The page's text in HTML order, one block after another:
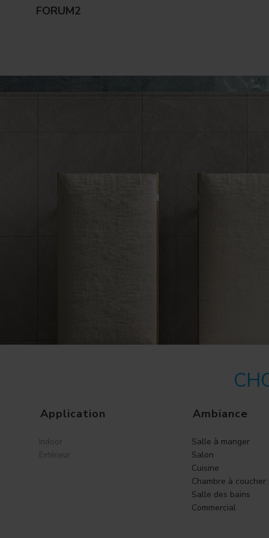
FORUM2
Application
Indoor
Extérieur
Ambiance
Salle à manger
Salon
Cuisine
Chambre à coucher
Salle des bains
Commercial